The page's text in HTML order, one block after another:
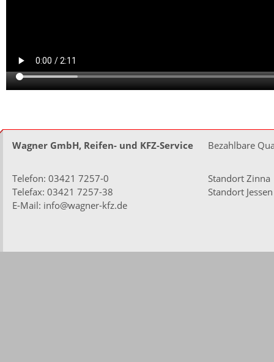
Wagner GmbH, Reifen- und KFZ-Service Bezahlbare
Telefon: 03421 7257-0
Telefax: 03421 7257-38
E-Mail: info@wagner-kfz.de
Standort Zinna
Standort Jessen